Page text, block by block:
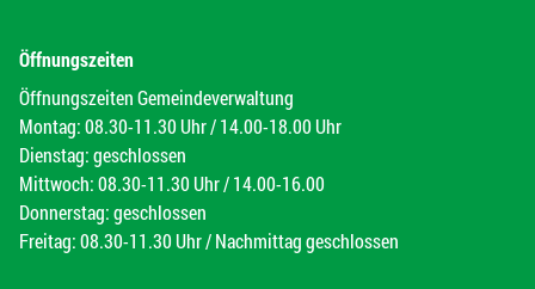
Öffnungszeiten
Öffnungszeiten Gemeindeverwaltung
Montag: 08.30-11.30 Uhr / 14.00-18.00 Uhr
Dienstag: geschlossen
Mittwoch: 08.30-11.30 Uhr / 14.00-16.00
Donnerstag: geschlossen
Freitag: 08.30-11.30 Uhr / Nachmittag geschlossen